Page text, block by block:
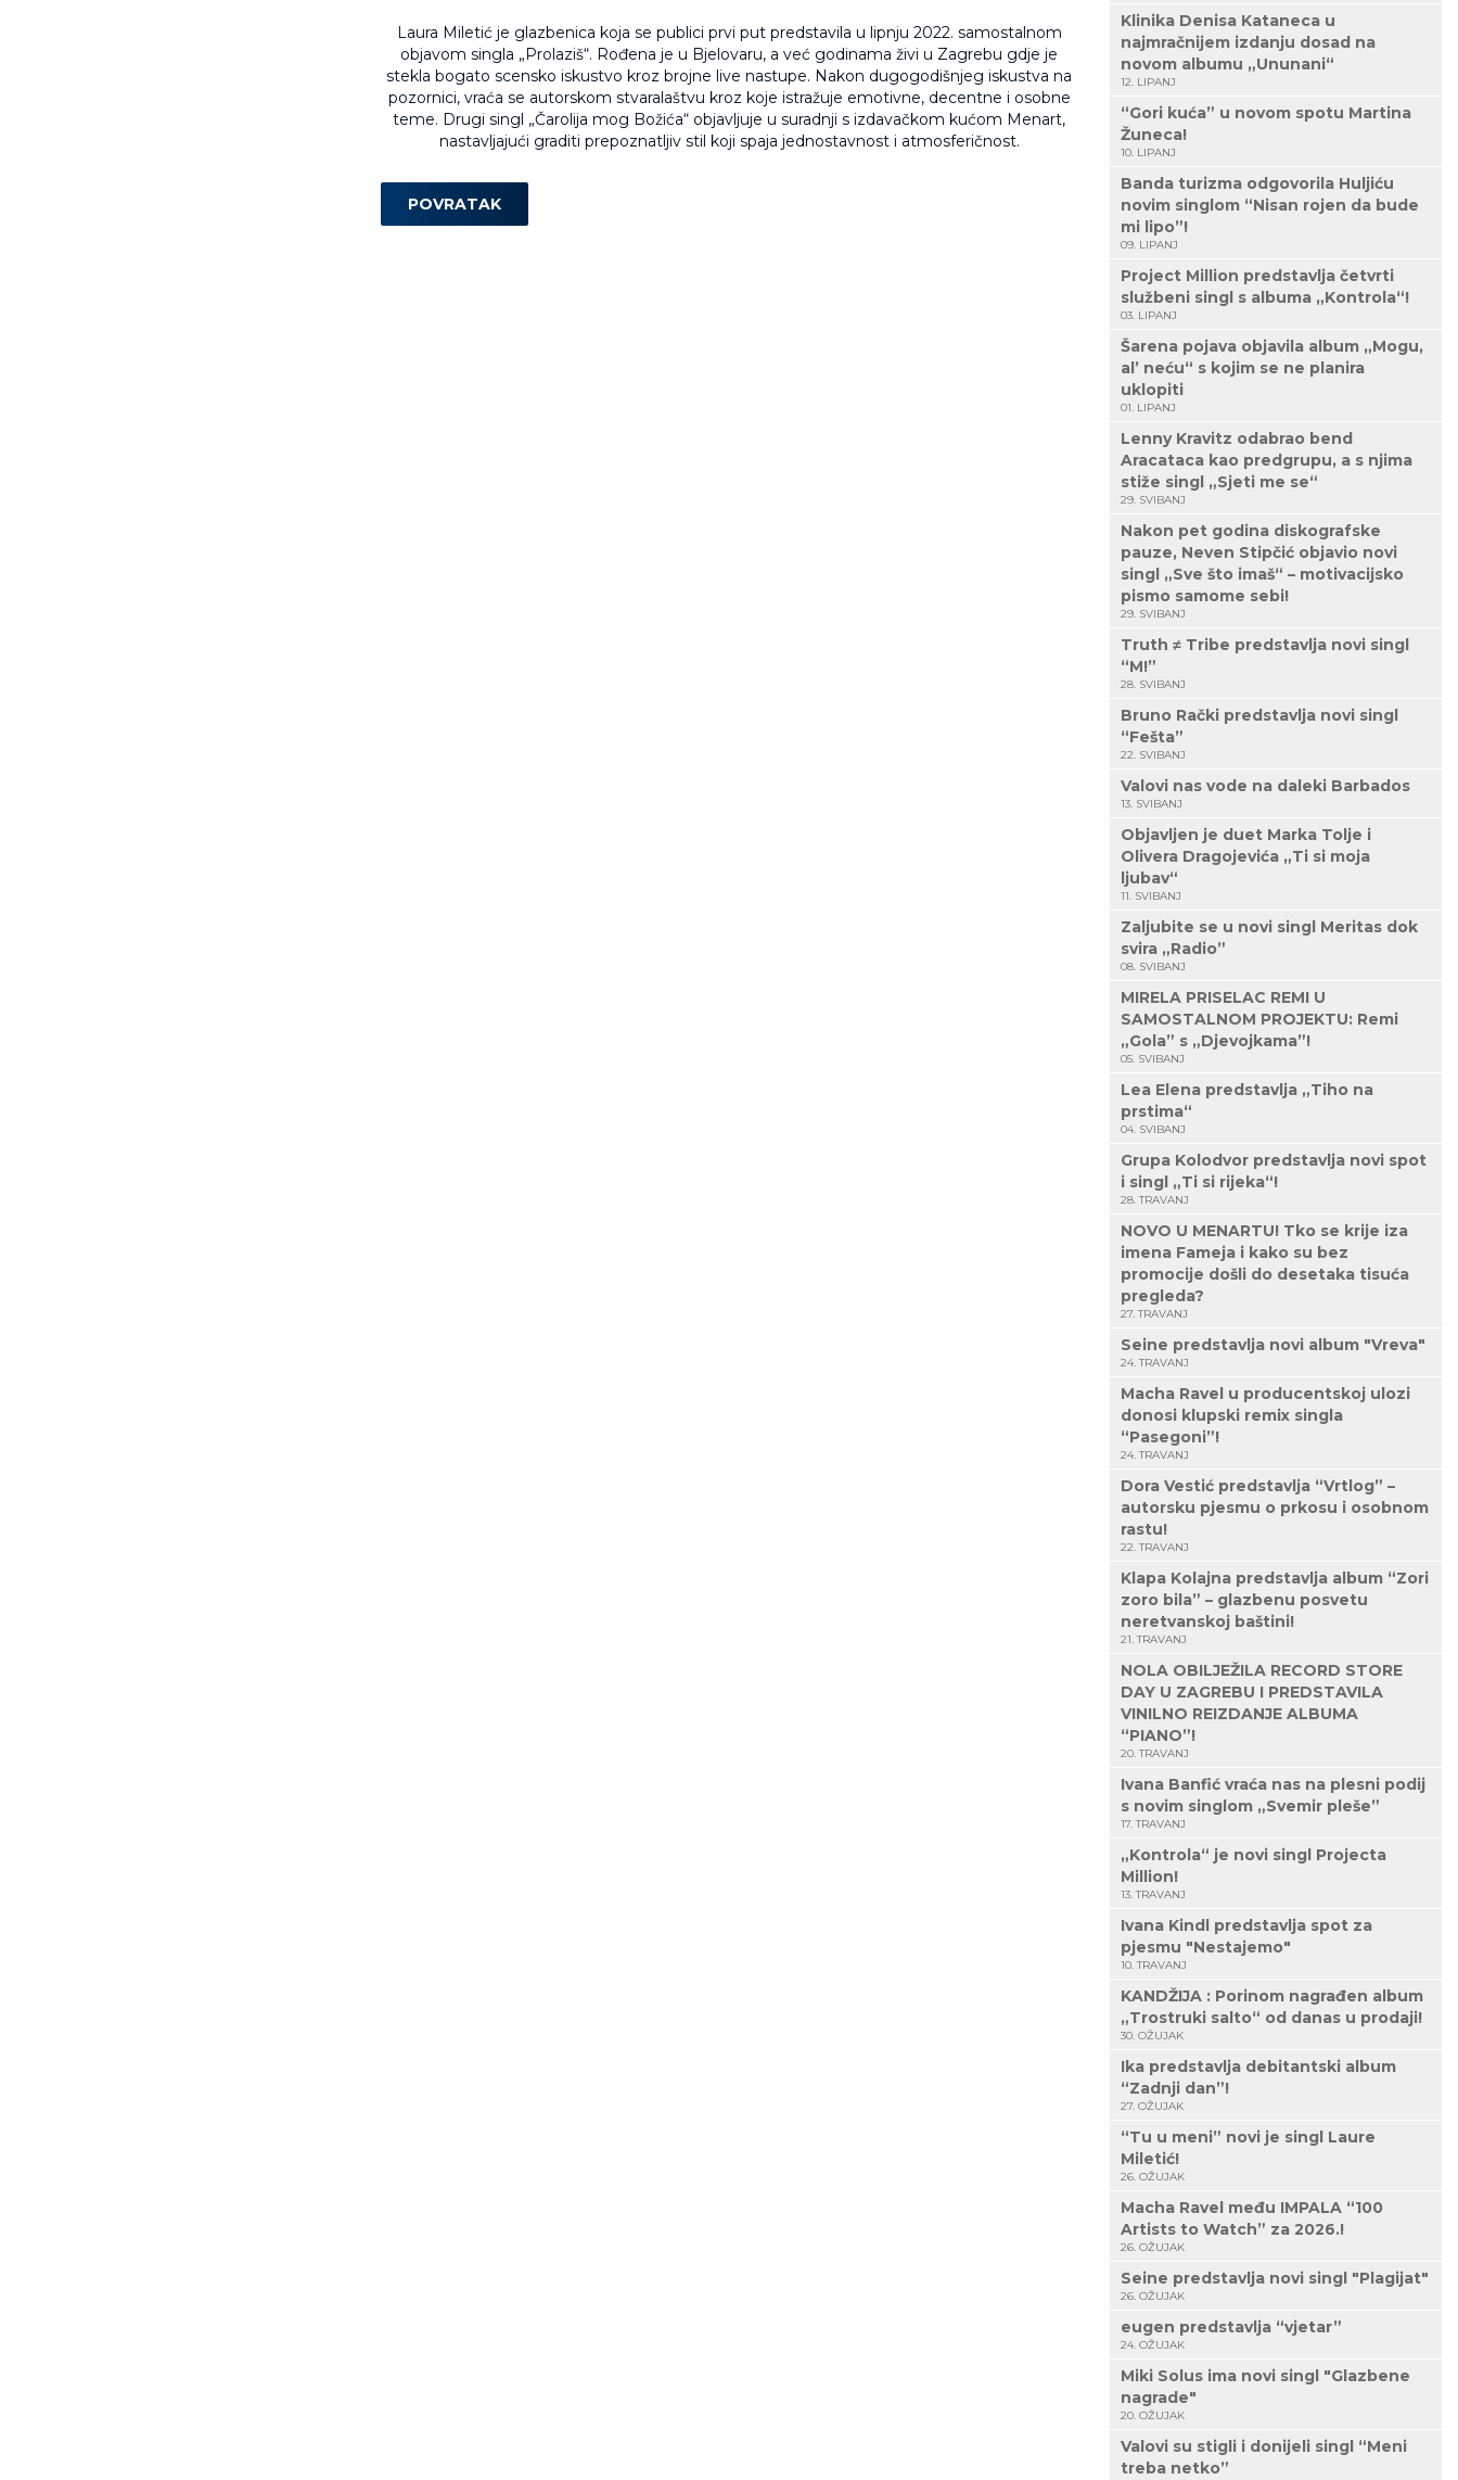
Laura Miletić je glazbenica koja se publici prvi put predstavila u lipnju 2022. samostalnom
objavom singla „Prolaziš“. Rođena je u Bjelovaru, a već godinama živi u Zagrebu gdje je
stekla bogato scensko iskustvo kroz brojne live nastupe. Nakon dugogodišnjeg iskustva na
pozornici, vraća se autorskom stvaralaštvu kroz koje istražuje emotivne, decentne i osobne
teme. Drugi singl „Čarolija mog Božića“ objavljuje u suradnji s izdavačkom kućom Menart,
nastavljajući graditi prepoznatljiv stil koji spaja jednostavnost i atmosferičnost.
POVRATAK
Klinika Denisa Kataneca u
najmračnijem izdanju dosad na
novom albumu „Ununani“
12. LIPANJ
“Gori kuća” u novom spotu Martina
Žuneca!
10. LIPANJ
Banda turizma odgovorila Huljiću
novim singlom “Nisan rojen da bude
mi lipo”!
09. LIPANJ
Project Million predstavlja četvrti
službeni singl s albuma „Kontrola“!
03. LIPANJ
Šarena pojava objavila album „Mogu,
al’ neću“ s kojim se ne planira
uklopiti
01. LIPANJ
Lenny Kravitz odabrao bend
Aracataca kao predgrupu, a s njima
stiže singl „Sjeti me se“
29. SVIBANJ
Nakon pet godina diskografske
pauze, Neven Stipčić objavio novi
singl „Sve što imaš“ – motivacijsko
pismo samome sebi!
29. SVIBANJ
Truth ≠ Tribe predstavlja novi singl
“M!”
28. SVIBANJ
Bruno Rački predstavlja novi singl
“Fešta”
22. SVIBANJ
Valovi nas vode na daleki Barbados
13. SVIBANJ
Objavljen je duet Marka Tolje i
Olivera Dragojevića „Ti si moja
ljubav“
11. SVIBANJ
Zaljubite se u novi singl Meritas dok
svira „Radio”
08. SVIBANJ
MIRELA PRISELAC REMI U
SAMOSTALNOM PROJEKTU: Remi
„Gola” s „Djevojkama”!
05. SVIBANJ
Lea Elena predstavlja „Tiho na
prstima“
04. SVIBANJ
Grupa Kolodvor predstavlja novi spot
i singl „Ti si rijeka“!
28. TRAVANJ
NOVO U MENARTU! Tko se krije iza
imena Fameja i kako su bez
promocije došli do desetaka tisuća
pregleda?
27. TRAVANJ
Seine predstavlja novi album "Vreva"
24. TRAVANJ
Macha Ravel u producentskoj ulozi
donosi klupski remix singla
“Pasegoni”!
24. TRAVANJ
Dora Vestić predstavlja “Vrtlog” –
autorsku pjesmu o prkosu i osobnom
rastu!
22. TRAVANJ
Klapa Kolajna predstavlja album “Zori
zoro bila” – glazbenu posvetu
neretvanskoj baštini!
21. TRAVANJ
NOLA OBILJEŽILA RECORD STORE
DAY U ZAGREBU I PREDSTAVILA
VINILNO REIZDANJE ALBUMA
“PIANO”!
20. TRAVANJ
Ivana Banfić vraća nas na plesni podij
s novim singlom „Svemir pleše”
17. TRAVANJ
„Kontrola“ je novi singl Projecta
Million!
13. TRAVANJ
Ivana Kindl predstavlja spot za
pjesmu "Nestajemo"
10. TRAVANJ
KANDŽIJA : Porinom nagrađen album
„Trostruki salto“ od danas u prodaji!
30. OŽUJAK
Ika predstavlja debitantski album
“Zadnji dan”!
27. OŽUJAK
“Tu u meni” novi je singl Laure
Miletić!
26. OŽUJAK
Macha Ravel među IMPALA “100
Artists to Watch” za 2026.!
26. OŽUJAK
Seine predstavlja novi singl "Plagijat"
26. OŽUJAK
eugen predstavlja “vjetar”
24. OŽUJAK
Miki Solus ima novi singl "Glazbene
nagrade"
20. OŽUJAK
Valovi su stigli i donijeli singl “Meni
treba netko”